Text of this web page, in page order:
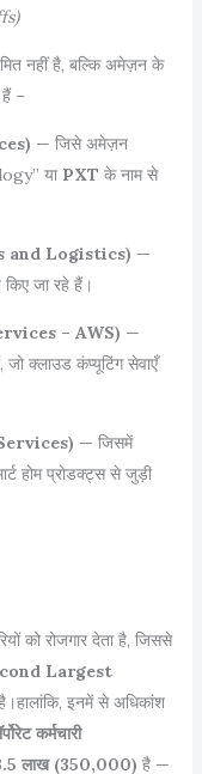
नहीं है, बल्कि अमेज़न के
–
— जिसे अमेज़न
या PXT के नाम से
and Logistics) —
किए जा रहे हैं।
– AWS) —
क्लाउड कंप्यूटिंग सेवाएँ
— जिसमें
होम प्रोडक्ट्स से जुड़ी
को रोजगार देता है, जिससे
Largest
इनमें से अधिकांश
कर्मचारी
लाख (350,000) है —